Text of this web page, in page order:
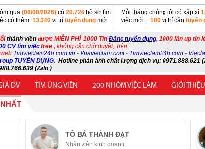
qua (06/08/2026) có 20.726 hồ sơ tìm
có thêm: 13.040 vị trí tuyển dụng mới
Mỗi tháng chúng tôi có xấp xỉ
việc mới + 100 vị trí cần tuyển
thành viên được MIỄN PHÍ 1000 Tin Đăng tuyển dụng, 1000 lần up tin
CV tìm việc free , không cần chờ duyệt, Trên
Timvieclam24h.com.vn - Vuavieclam.com - Timvieclam24h.com -
TUYỂN DỤNG. Hotline phản ánh chất lượng dịch vụ: 0971.888.621
(Zalo )
DV TÌM ỨNG VIÊN 200 NHÓM VIỆC LÀM GIỚI THIỆU
TÔ BÁ THÀNH ĐẠT
Nhân viên kinh doanh